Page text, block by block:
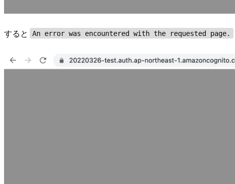
すると An error was encountered with the requested page.